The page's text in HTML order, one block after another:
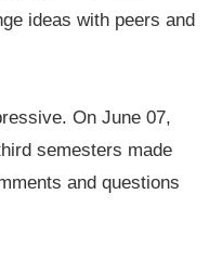
ideas with peers and
On June 07,
semesters made
and questions